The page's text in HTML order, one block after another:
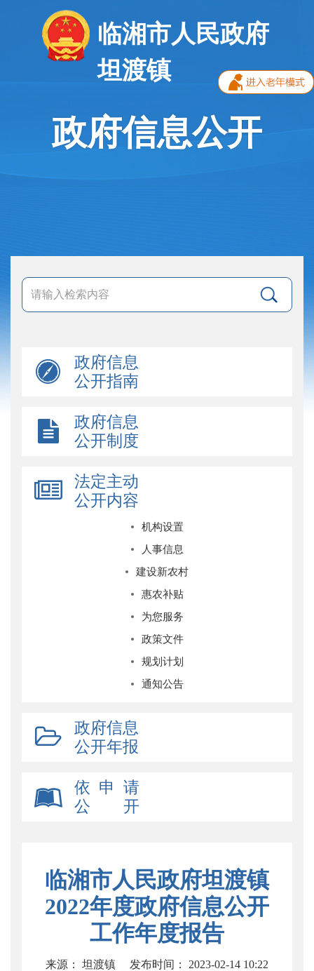
临湘市人民政府
坦渡镇
政府信息公开
政府信息
公开指南
政府信息
公开制度
法定主动
公开内容
机构设置
人事信息
建设新农村
惠农补贴
为您服务
政策文件
规划计划
通知公告
政府信息
公开年报
依 申 请
公 开
临湘市人民政府坦渡镇
2022年度政府信息公开
工作年度报告
来源： 坦渡镇
发布时间： 2023-02-14 10:22